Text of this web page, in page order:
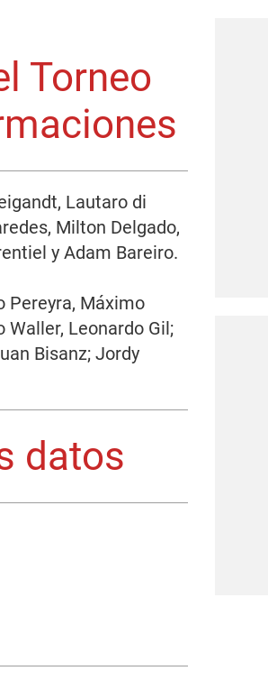
Torneo
Lautaro di
Milton Delgado,
y Adam Bareiro.
Pereyra, Máximo
Waller, Leonardo Gil;
Bisanz; Jordy
datos